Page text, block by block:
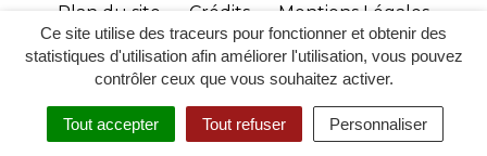
Ce site utilise des traceurs pour fonctionner et obtenir des
statistiques d'utilisation afin améliorer l'utilisation, vous pouvez
contrôler ceux que vous souhaitez activer.
Tout accepter Tout refuser Personnaliser
RECHERCHER
ACCESSIBILITÉ
Plan du site
Crédits
Mentions Légales
Site
réalisé
par
Inovagora